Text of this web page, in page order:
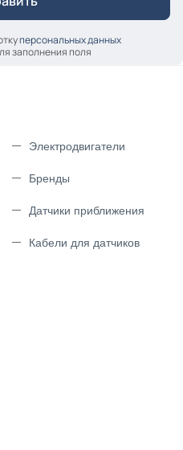
персональных данных
заполнения поля
Электродвигатели
Бренды
Датчики приближения
Кабели для датчиков